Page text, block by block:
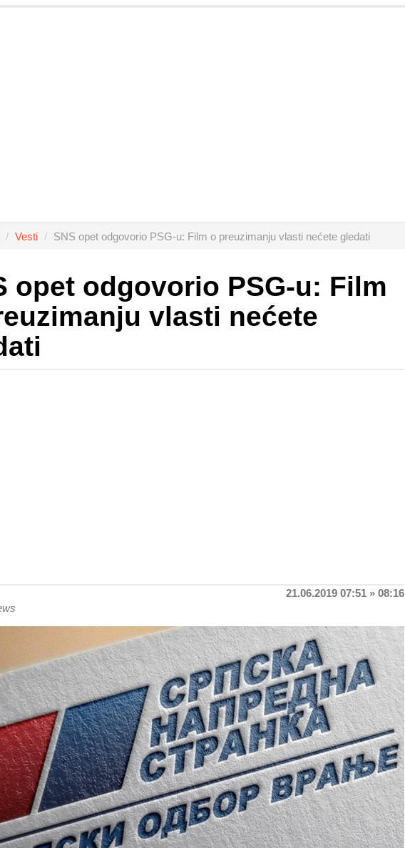
Vesti SNS opet odgovorio PSG-u: Film o preuzimanju vlasti nećete gledati
opet odgovorio PSG-u: Film
vlasti nećete
21.06.2019 07:51 » 08:16